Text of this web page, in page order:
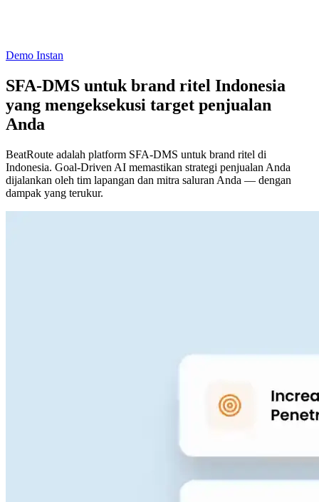
Demo Instan
SFA-DMS untuk brand ritel Indonesia
yang mengeksekusi target penjualan
Anda
BeatRoute adalah platform SFA-DMS untuk brand ritel di
Indonesia. Goal-Driven AI memastikan strategi penjualan Anda
dijalankan oleh tim lapangan dan mitra saluran Anda — dengan
dampak yang terukur.